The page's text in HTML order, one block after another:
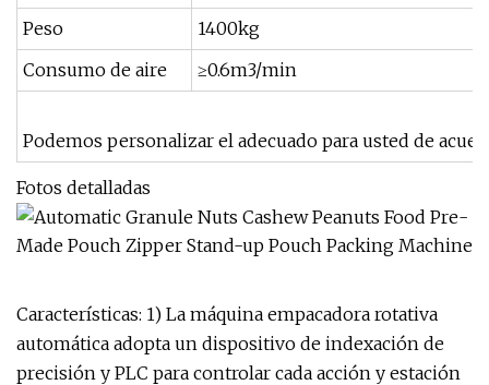
Peso
1400kg
Consumo de aire
≥0.6m3/min
Podemos personalizar el adecuado para usted de
Fotos detalladas
Características: 1) La máquina empacadora rotativa
automática adopta un dispositivo de indexación de
precisión y PLC para controlar cada acción y estación